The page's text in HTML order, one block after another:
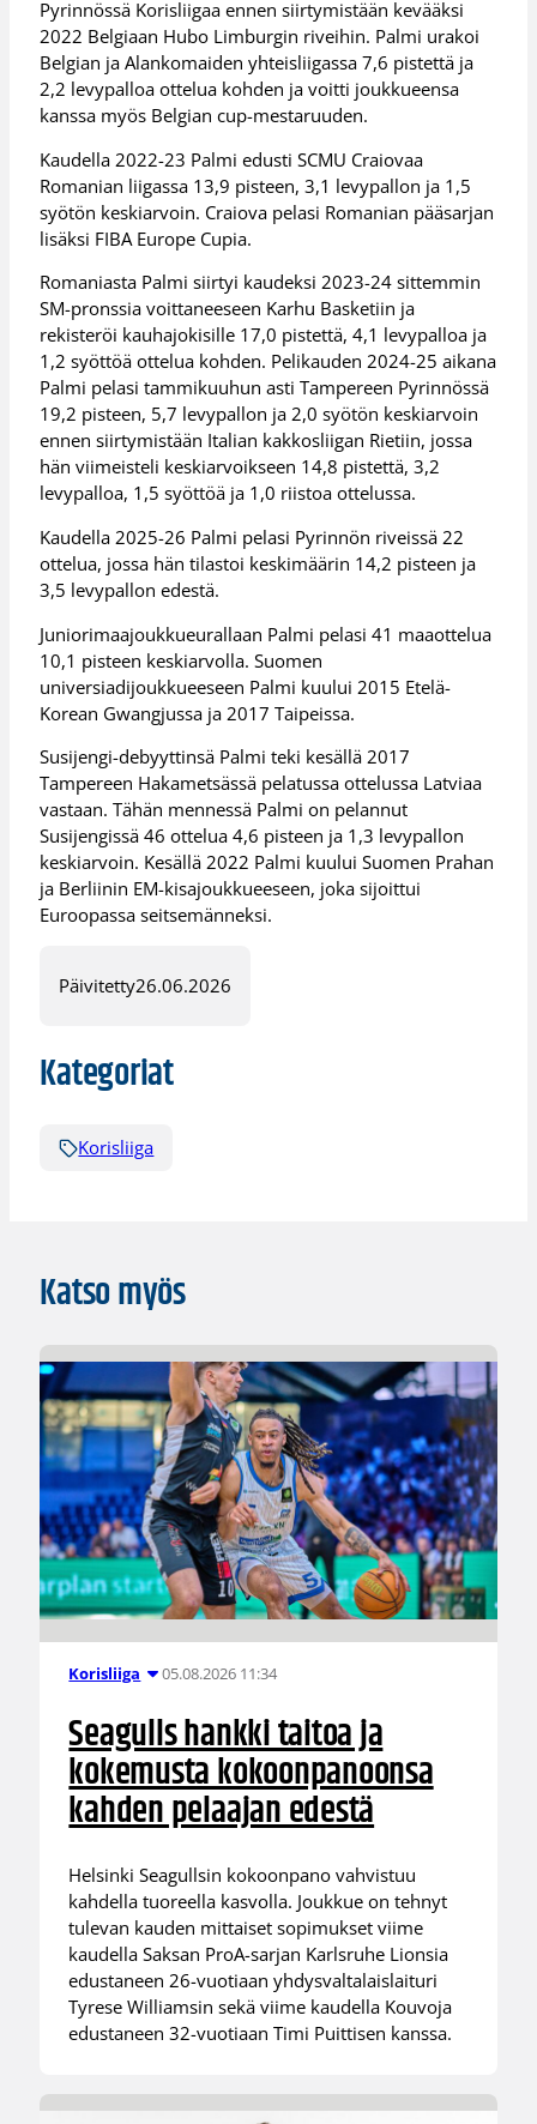
Pyrinnössä Korisliigaa ennen siirtymistään kevääksi
2022 Belgiaan Hubo Limburgin riveihin. Palmi urakoi
Belgian ja Alankomaiden yhteisliigassa 7,6 pistettä ja
2,2 levypalloa ottelua kohden ja voitti joukkueensa
kanssa myös Belgian cup-mestaruuden.
Kaudella 2022-23 Palmi edusti SCMU Craiovaa
Romanian liigassa 13,9 pisteen, 3,1 levypallon ja 1,5
syötön keskiarvoin. Craiova pelasi Romanian pääsarjan
lisäksi FIBA Europe Cupia.
Romaniasta Palmi siirtyi kaudeksi 2023-24 sittemmin
SM-pronssia voittaneeseen Karhu Basketiin ja
rekisteröi kauhajokisille 17,0 pistettä, 4,1 levypalloa ja
1,2 syöttöä ottelua kohden. Pelikauden 2024-25 aikana
Palmi pelasi tammikuuhun asti Tampereen Pyrinnössä
19,2 pisteen, 5,7 levypallon ja 2,0 syötön keskiarvoin
ennen siirtymistään Italian kakkosliigan Rietiin, jossa
hän viimeisteli keskiarvoikseen 14,8 pistettä, 3,2
levypalloa, 1,5 syöttöä ja 1,0 riistoa ottelussa.
Kaudella 2025-26 Palmi pelasi Pyrinnön riveissä 22
ottelua, jossa hän tilastoi keskimäärin 14,2 pisteen ja
3,5 levypallon edestä.
Juniorimaajoukkueurallaan Palmi pelasi 41 maaottelua
10,1 pisteen keskiarvolla. Suomen
universiadijoukkueeseen Palmi kuului 2015 Etelä-
Korean Gwangjussa ja 2017 Taipeissa.
Susijengi-debyyttinsä Palmi teki kesällä 2017
Tampereen Hakametsässä pelatussa ottelussa Latviaa
vastaan. Tähän mennessä Palmi on pelannut
Susijengissä 46 ottelua 4,6 pisteen ja 1,3 levypallon
keskiarvoin. Kesällä 2022 Palmi kuului Suomen Prahan
ja Berliinin EM-kisajoukkueeseen, joka sijoittui
Euroopassa seitsemänneksi.
Päivitetty26.06.2026
Kategoriat
Korisliiga
Katso myös
Korisliiga 05.08.2026 11:34
Seagulls hankki taitoa ja
kokemusta kokoonpanoonsa
kahden pelaajan edestä
Helsinki Seagullsin kokoonpano vahvistuu
kahdella tuoreella kasvolla. Joukkue on tehnyt
tulevan kauden mittaiset sopimukset viime
kaudella Saksan ProA-sarjan Karlsruhe Lionsia
edustaneen 26-vuotiaan yhdysvaltalaislaituri
Tyrese Williamsin sekä viime kaudella Kouvoja
edustaneen 32-vuotiaan Timi Puittisen kanssa.